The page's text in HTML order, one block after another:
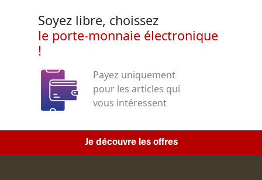
Soyez libre, choissez
le porte-monnaie électronique
!
Payez uniquement
pour les articles qui
vous intéressent
Je découvre les offres